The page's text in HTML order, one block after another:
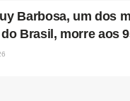
Barbosa, um dos
Brasil, morre aos